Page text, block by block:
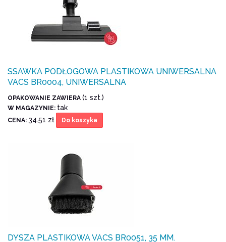
SSAWKA PODŁOGOWA PLASTIKOWA UNIWERSALNA
VACS BR0004, UNIWERSALNA
OPAKOWANIE ZAWIERA (1 szt.)
W MAGAZYNIE: tak
CENA: 34.51 zł Do koszyka
DYSZA PLASTIKOWA VACS BR0051, 35 MM.